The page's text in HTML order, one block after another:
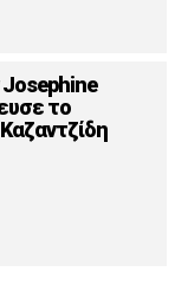
Josephine
το